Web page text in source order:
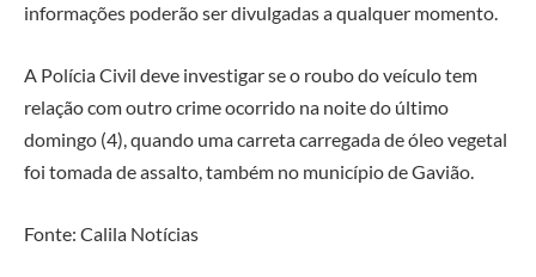
informações poderão ser divulgadas a qualquer momento.
A Polícia Civil deve investigar se o roubo do veículo tem
relação com outro crime ocorrido na noite do último
domingo (4), quando uma carreta carregada de óleo vegetal
foi tomada de assalto, também no município de Gavião.
Fonte: Calila Notícias